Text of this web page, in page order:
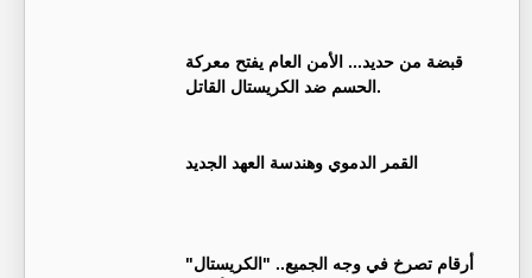
قبضة من حديد... الأمن العام يفتح معركة
الحسم ضد الكريستال القاتل.
القمر الدموي وهندسة العهد الجديد
أرقام تصرخ في وجه الجميع.. "الكريستال"